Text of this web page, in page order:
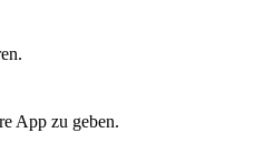
App zu geben.